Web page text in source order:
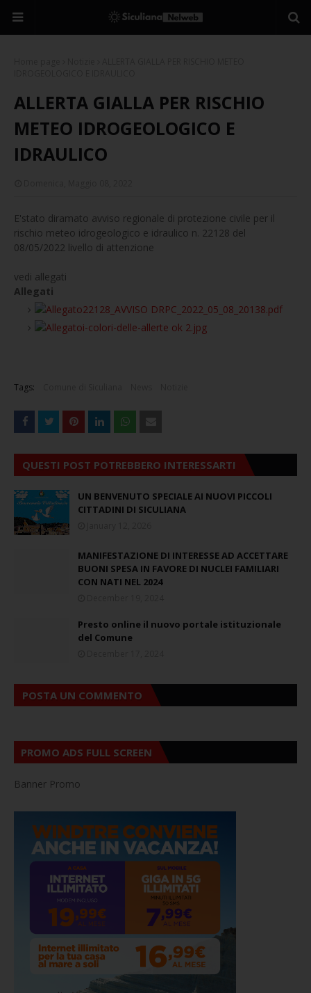
ALLERTA GIALLA PER RISCHIO
METEO IDROGEOLOGICO E
IDRAULICO
E'stato diramato avviso regionale di protezione civile per il
rischio meteo idrogeologico e idraulico n. 22128 del
08/05/2022 livello di attenzione
vedi allegati
Allegati
22128_AVVISO DRPC_2022_05_08_20138.pdf
i-colori-delle-allerte ok 2.jpg
Tags:
QUESTI POST POTREBBERO INTERESSARTI
UN BENVENUTO SPECIALE AI NUOVI PICCOLI
CITTADINI DI SICULIANA
MANIFESTAZIONE DI INTERESSE AD ACCETTARE
BUONI SPESA IN FAVORE DI NUCLEI FAMILIARI
CON NATI NEL 2024
Presto online il nuovo portale istituzionale
del Comune
POSTA UN COMMENTO
PROMO ADS FULL SCREEN
Banner Promo